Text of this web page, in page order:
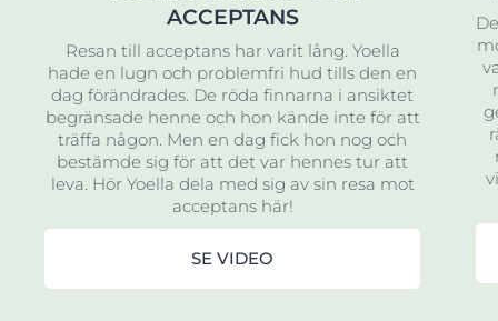
ACCEPTANS
Resan till acceptans har varit lång. Yoella
hade en lugn och problemfri hud tills den en
dag förändrades. De röda finnarna i ansiktet
begränsade henne och hon kände inte för att
träffa någon. Men en dag fick hon nog och
bestämde sig för att det var hennes tur att
leva. Hör Yoella dela med sig av sin resa mot
acceptans här!
SE VIDEO